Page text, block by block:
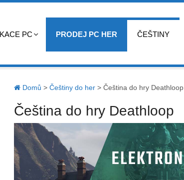
PC PRODEJ PC HER ČEŠTINY
Domů > Češtiny do her> Čeština do hry Deathloop
Čeština do hry Deathloop